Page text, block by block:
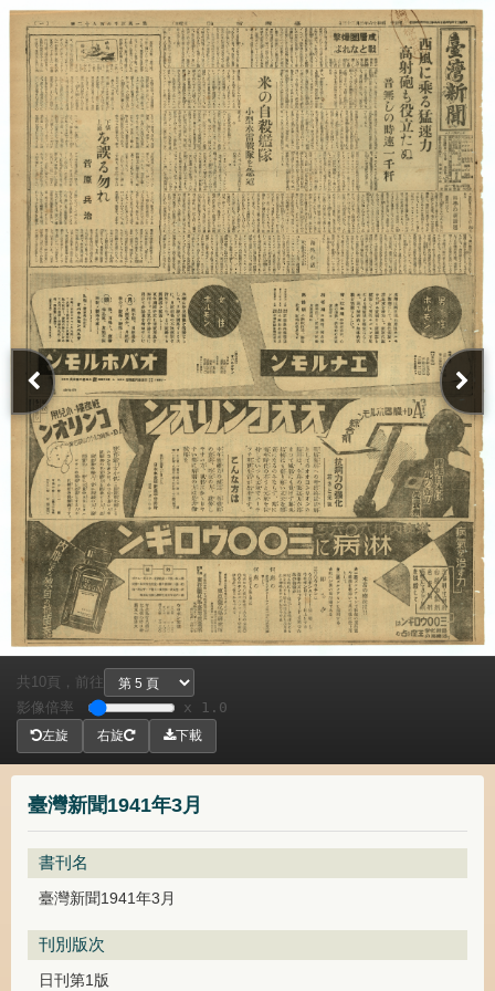
臺灣新聞1941年3月
書刊名
臺灣新聞1941年3月
刊別版次
日刊第1版
共 10頁，
前往
影像倍率
x 1.0
左旋 右旋 下載